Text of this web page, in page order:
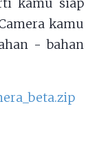
kamu siap
kamu
- bahan